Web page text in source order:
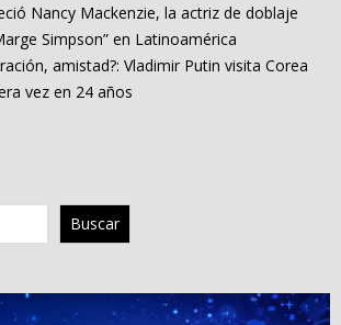
Nancy Mackenzie, la actriz de doblaje
Simpson” en Latinoamérica
amistad?: Vladimir Putin visita Corea
vez en 24 años
Buscar